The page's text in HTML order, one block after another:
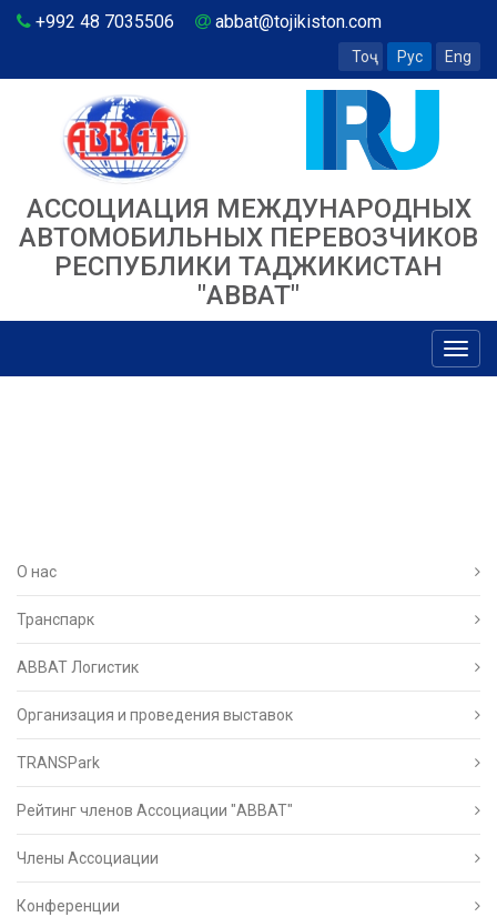
+992 48 7035506 abbat@tojikiston.com
Тоҷ Рус Eng
АССОЦИАЦИЯ МЕЖДУНАРОДНЫХ
АВТОМОБИЛЬНЫХ ПЕРЕВОЗЧИКОВ
РЕСПУБЛИКИ ТАДЖИКИСТАН
"ABBAT"
О нас
Транспарк
ABBAT Логистик
Организация и проведения выставок
TRANSPark
Рейтинг членов Ассоциации "АВВАТ"
Члены Ассоциации
Конференции